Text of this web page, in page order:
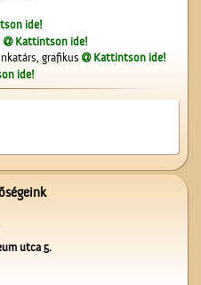
a
ide!
Kattintson ide!
grafikus
Kattintson ide!
ide!
utca 5.